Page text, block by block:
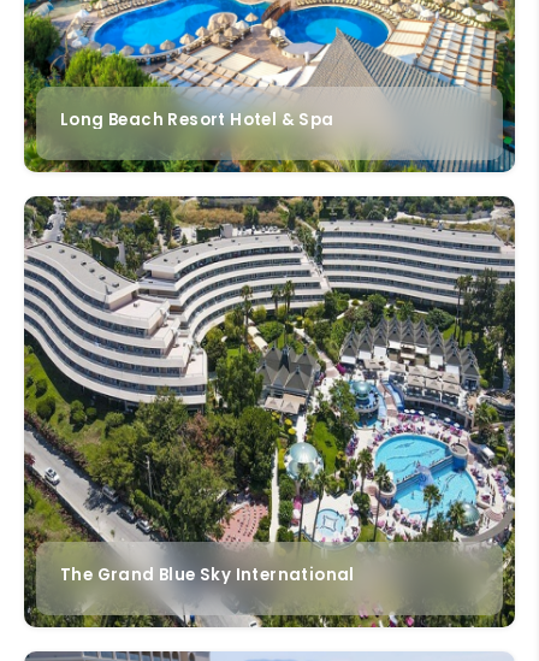
Long Beach Resort Hotel & Spa
The Grand Blue Sky International